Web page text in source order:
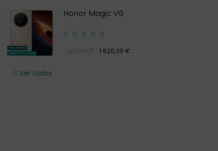
Honor Magic V6
1 800,00 € 1 620,00 €
Ver todos